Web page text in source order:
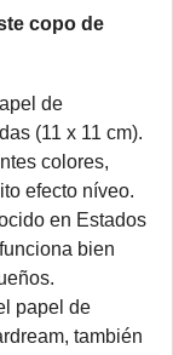
copo de
de
(11 x 11 cm).
colores,
efecto níveo.
en Estados
bien
papel de
también